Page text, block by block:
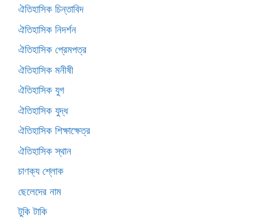
ঐতিহাসিক চিন্তাবিদ
ঐতিহাসিক নিদর্শন
ঐতিহাসিক প্রেমপত্র
ঐতিহাসিক মনীষী
ঐতিহাসিক যুগ
ঐতিহাসিক যুদ্ধ
ঐতিহাসিক শিক্ষাক্ষেত্র
ঐতিহাসিক স্থান
চাণক্য শ্লোক
ছেলেদের নাম
টুকি টাকি